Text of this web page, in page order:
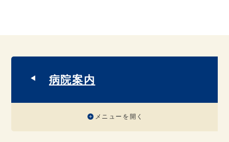
病院案内
メニューを開く